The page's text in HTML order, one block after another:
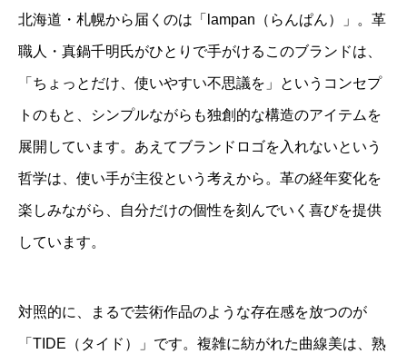
北海道・札幌から届くのは「lampan（らんぱん）」。革
職人・真鍋千明氏がひとりで手がけるこのブランドは、
「ちょっとだけ、使いやすい不思議を」というコンセプ
トのもと、シンプルながらも独創的な構造のアイテムを
展開しています。あえてブランドロゴを入れないという
哲学は、使い手が主役という考えから。革の経年変化を
楽しみながら、自分だけの個性を刻んでいく喜びを提供
しています。
対照的に、まるで芸術作品のような存在感を放つのが
「TIDE（タイド）」です。複雑に紡がれた曲線美は、熟